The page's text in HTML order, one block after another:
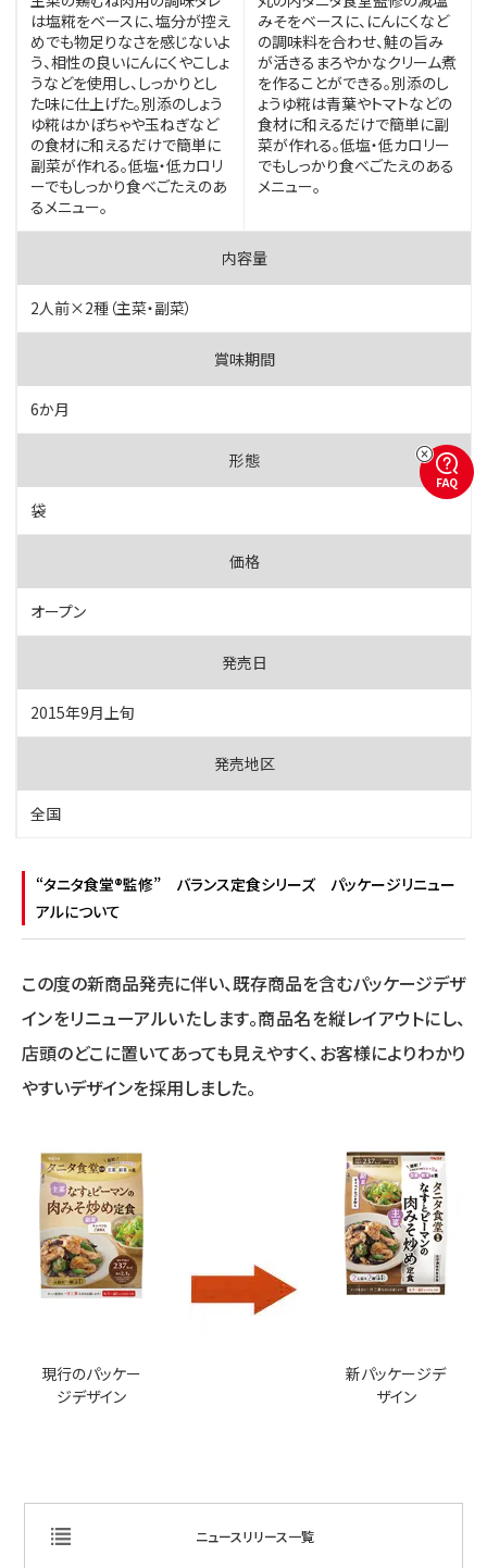
は塩糀をベースに、塩分が控え
めでも物足りなさを感じないよ
う、相性の良いにんにくやこしょ
うなどを使用し、しっかりとし
た味に仕上げた。別添のしょう
ゆ糀はかぼちゃや玉ねぎなど
の食材に和えるだけで簡単に
副菜が作れる。低塩・低カロリ
ーでもしっかり食べごたえのあ
るメニュー。
みそをベースに、にんにくなど
の調味料を合わせ、鮭の旨み
が活きるまろやかなクリーム煮
を作ることができる。別添のし
ょうゆ糀は青葉やトマトなどの
食材に和えるだけで簡単に副
菜が作れる。低塩・低カロリー
でもしっかり食べごたえのある
メニュー。
2人前×2種（主菜・副菜）
6か月
袋
オープン
2015年9月上旬
全国
“タニタ食堂®監修” バランス定食シリーズ パッケージリニュー
アルについて
この度の新商品発売に伴い、既存商品を含むパッケージデザ
インをリニューアルいたします。商品名を縦レイアウトにし、
店頭のどこに置いてあっても見えやすく、お客様によりわかり
やすいデザインを採用しました。
現行のパッケー
ジデザイン
新パッケージデ
ザイン
ニュースリリース一覧
FAQ